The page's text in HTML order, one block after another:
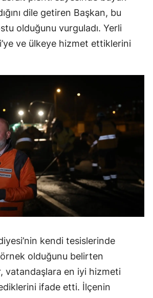
dile getiren Başkan, bu
olduğunu vurguladı. Yerli
ve ülkeye hizmet ettiklerini
kendi tesislerinde
olduğunu belirten
vatandaşlara en iyi hizmeti
ifade etti. İlçenin